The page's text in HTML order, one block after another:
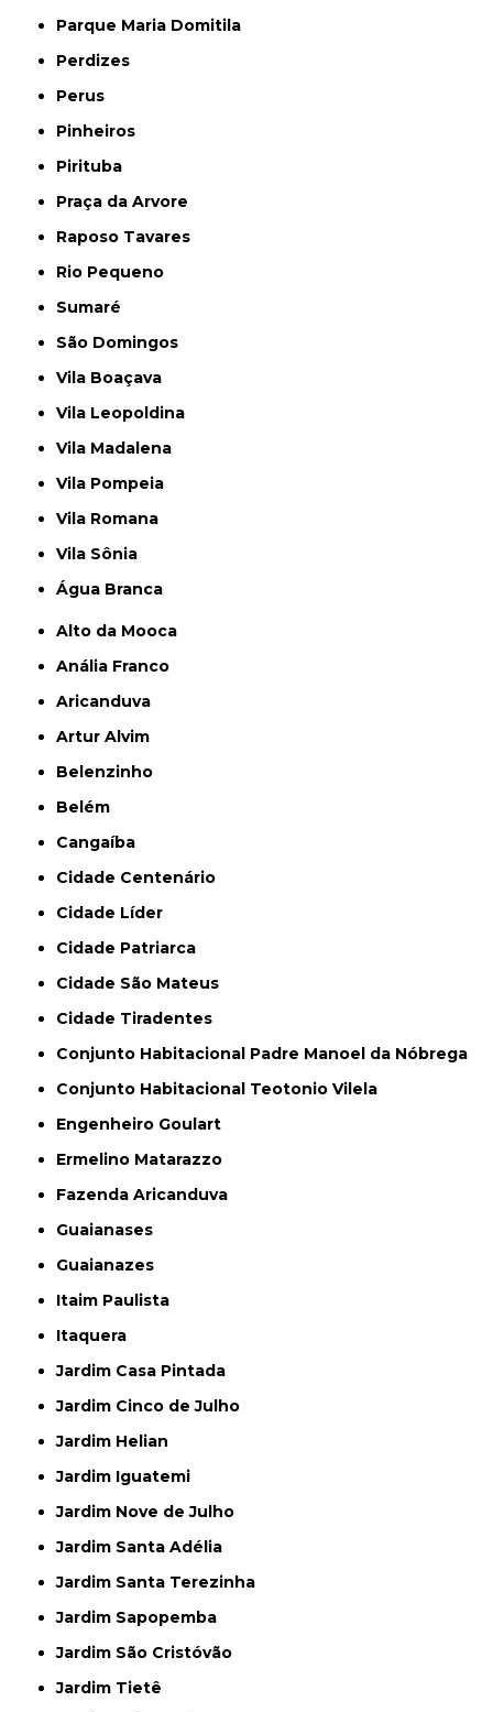
Parque Maria Domitila
Perdizes
Perus
Pinheiros
Pirituba
Praça da Arvore
Raposo Tavares
Rio Pequeno
Sumaré
São Domingos
Vila Boaçava
Vila Leopoldina
Vila Madalena
Vila Pompeia
Vila Romana
Vila Sônia
Água Branca
Alto da Mooca
Anália Franco
Aricanduva
Artur Alvim
Belenzinho
Belém
Cangaíba
Cidade Centenário
Cidade Líder
Cidade Patriarca
Cidade São Mateus
Cidade Tiradentes
Conjunto Habitacional Padre Manoel da Nóbrega
Conjunto Habitacional Teotonio Vilela
Engenheiro Goulart
Ermelino Matarazzo
Fazenda Aricanduva
Guaianases
Guaianazes
Itaim Paulista
Itaquera
Jardim Casa Pintada
Jardim Cinco de Julho
Jardim Helian
Jardim Iguatemi
Jardim Nove de Julho
Jardim Santa Adélia
Jardim Santa Terezinha
Jardim Sapopemba
Jardim São Cristóvão
Jardim Tietê